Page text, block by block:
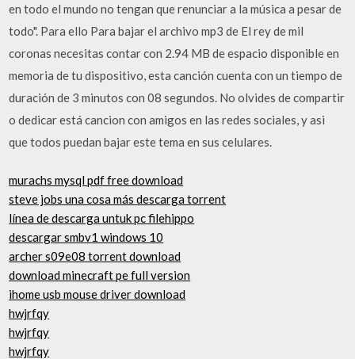
en todo el mundo no tengan que renunciar a la música a pesar de
todo". Para ello Para bajar el archivo mp3 de El rey de mil
coronas necesitas contar con 2.94 MB de espacio disponible en
memoria de tu dispositivo, esta canción cuenta con un tiempo de
duración de 3 minutos con 08 segundos. No olvides de compartir
o dedicar está cancion con amigos en las redes sociales, y asi
que todos puedan bajar este tema en sus celulares.
murachs mysql pdf free download
steve jobs una cosa más descarga torrent
línea de descarga untuk pc filehippo
descargar smbv1 windows 10
archer s09e08 torrent download
download minecraft pe full version
ihome usb mouse driver download
hwjrfqy
hwjrfqy
hwjrfqy